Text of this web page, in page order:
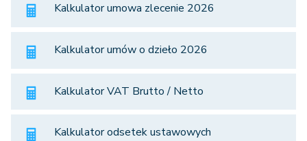
Kalkulator umowa zlecenie 2026
Kalkulator umów o dzieło 2026
Kalkulator VAT Brutto / Netto
Kalkulator odsetek ustawowych